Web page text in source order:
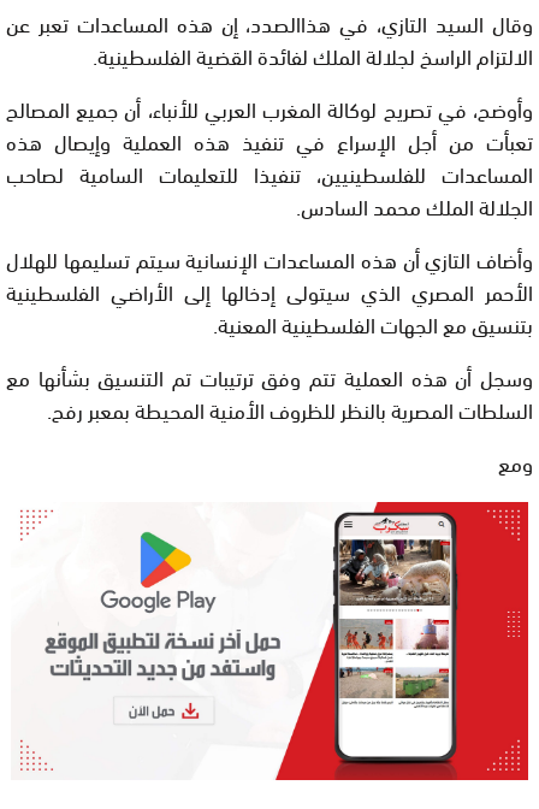
وقال السيد التازي، في هذاالصدد، إن هذه المساعدات تعبر عن
الالتزام الراسخ لجلالة الملك لفائدة القضية الفلسطينية.
وأوضح، في تصريح لوكالة المغرب العربي للأنباء، أن جميع المصالح
تعبأت من أجل الإسراع في تنفيذ هذه العملية وإيصال هذه
المساعدات للفلسطينيين، تنفيذا للتعليمات السامية لصاحب
الجلالة الملك محمد السادس.
وأضاف التازي أن هذه المساعدات الإنسانية سيتم تسليمها للهلال
الأحمر المصري الذي سيتولى إدخالها إلى الأراضي الفلسطينية
بتنسيق مع الجهات الفلسطينية المعنية.
وسجل أن هذه العملية تتم وفق ترتيبات تم التنسيق بشأنها مع
السلطات المصرية بالنظر للظروف الأمنية المحيطة بمعبر رفح.
ومع